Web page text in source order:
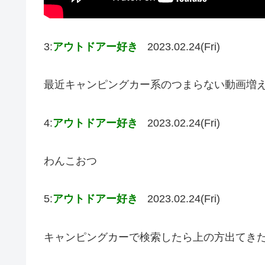
3:アウトドアー好き 2023.02.24(Fri)
最近キャンピングカー系のつまらない動画増
4:アウトドアー好き 2023.02.24(Fri)
わんこおつ
5:アウトドアー好き 2023.02.24(Fri)
キャンピングカーで検索したら上の方出てき